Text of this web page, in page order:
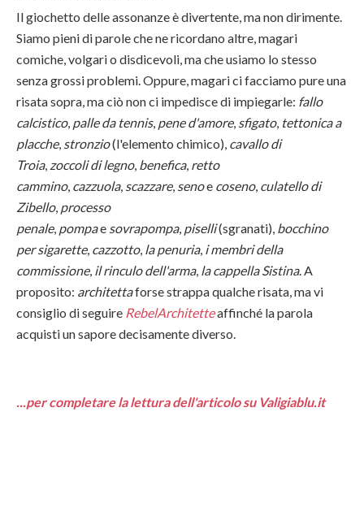
Il giochetto delle assonanze è divertente, ma non dirimente.
Siamo pieni di parole che ne ricordano altre, magari
comiche, volgari o disdicevoli, ma che usiamo lo stesso
senza grossi problemi. Oppure, magari ci facciamo pure una
risata sopra, ma ciò non ci impedisce di impiegarle: fallo
calcistico, palle da tennis, pene d'amore, sfigato, tettonica a
placche, stronzio(l'elemento chimico), cavallo di
Troia, zoccoli di legno, benefica, retto
cammino, cazzuola, scazzare, senoe coseno, culatello di
Zibello, processo
penale, pompae sovrapompa, piselli(sgranati), bocchino
per sigarette, cazzotto, la penuria, i membri della
commissione, il rinculo dell'arma, la cappella Sistina. A
proposito: architettaforse strappa qualche risata, ma vi
consiglio di seguire RebelArchitetteaffinché la parola
acquisti un sapore decisamente diverso.
...per completare la lettura dell'articolo su Valigiablu.it